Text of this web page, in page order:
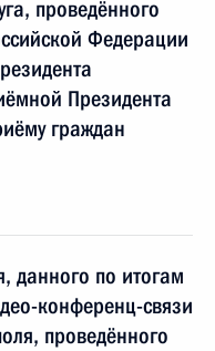
проведённого
Федерации
Президента
граждан
данного по итогам
конференц-связи
проведённого